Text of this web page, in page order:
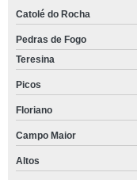
Catolé do Rocha
Pedras de Fogo
Teresina
Picos
Floriano
Campo Maior
Altos